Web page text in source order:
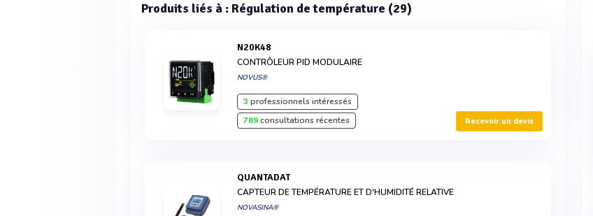
Produits liés à : Régulation de température (29)
N20K48
CONTRÔLEUR PID MODULAIRE
NOVUS®
3 professionnels intéressés
789consultations récentes Recevoir un devis
QUANTADAT
CAPTEUR DE TEMPÉRATURE ET D'HUMIDITÉ RELATIVE
NOVASINA®